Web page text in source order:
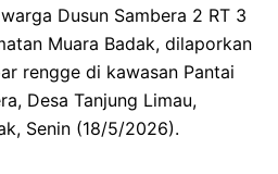
Dusun Sambera 2 RT 3
Muara Badak, dilaporkan
rengge di kawasan Pantai
Desa Tanjung Limau,
Senin (18/5/2026).